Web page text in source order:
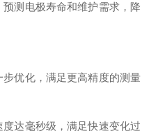
测电极寿命和维护需求，降
优化，满足更高精度的测量
达毫秒级，满足快速变化过